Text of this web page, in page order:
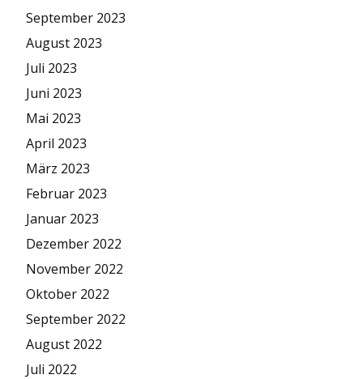
September 2023
August 2023
Juli 2023
Juni 2023
Mai 2023
April 2023
März 2023
Februar 2023
Januar 2023
Dezember 2022
November 2022
Oktober 2022
September 2022
August 2022
Juli 2022